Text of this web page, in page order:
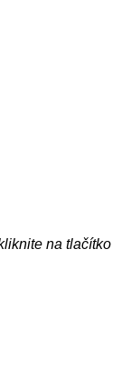
na tlačítko